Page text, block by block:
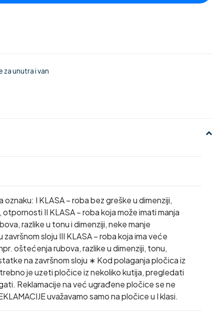
unutra i van
oznaku: I KLASA – roba bez greške u dimenziji,
II KLASA – roba koja može imati manja
razlike u tonu i dimenziji, neke manje
sloju III KLASA – roba koja ima veće
oštećenja rubova, razlike u dimenziji, tonu,
na završnom sloju ∗ Kod polaganja pločica iz
je uzeti pločice iz nekoliko kutija, pregledati
Reklamacije na već ugrađene pločice se ne
uvažavamo samo na pločice u I klasi.